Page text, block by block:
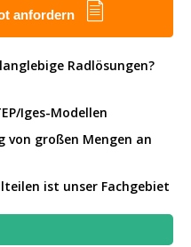
anfordern
Radlösungen?
Iges-Modellen
von großen Mengen an
ist unser Fachgebiet